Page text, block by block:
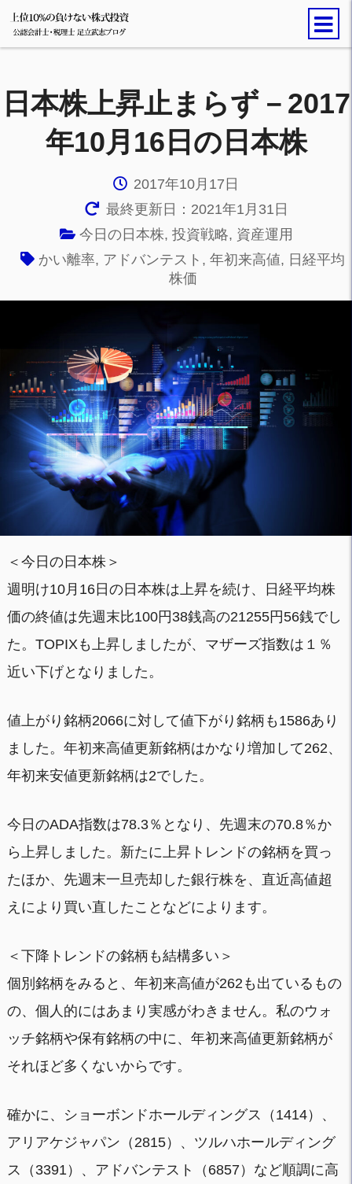
日本株上昇止まらず－2017
年10月16日の日本株
2017年10月17日
最終更新日：2021年1月31日
今日の日本株, 投資戦略, 資産運用
かい離率, アドバンテスト ,年初来高値, 日経平均
株価
＜今日の日本株＞
週明け10月16日の日本株は上昇を続け、日経平均株
価の終値は先週末比100円38銭高の21255円56銭でし
た。TOPIXも上昇しましたが、マザーズ指数は１％
近い下げとなりました。
値上がり銘柄2066に対して値下がり銘柄も1586あり
ました。年初来高値更新銘柄はかなり増加して262、
年初来安値更新銘柄は2でした。
今日のADA指数は78.3％となり、先週末の70.8％か
ら上昇しました。新たに上昇トレンドの銘柄を買っ
たほか、先週末一旦売却した銀行株を、直近高値超
えにより買い直したことなどによります。
＜下降トレンドの銘柄も結構多い＞
個別銘柄をみると、年初来高値が262も出ているもの
の、個人的にはあまり実感がわきません。私のウォ
ッチ銘柄や保有銘柄の中に、年初来高値更新銘柄が
それほど多くないからです。
確かに、ショーボンドホールディングス（1414）、
アリアケジャパン（2815）、ツルハホールディング
ス（3391）、アドバンテスト（6857）など順調に高